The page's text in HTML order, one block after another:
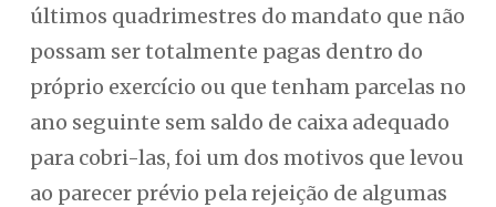
últimos quadrimestres do mandato que não
possam ser totalmente pagas dentro do
próprio exercício ou que tenham parcelas no
ano seguinte sem saldo de caixa adequado
para cobri-las, foi um dos motivos que levou
ao parecer prévio pela rejeição de algumas